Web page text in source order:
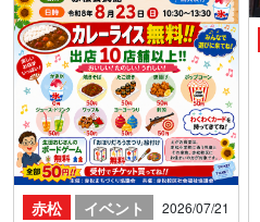
赤松 イベント 2026/07/21